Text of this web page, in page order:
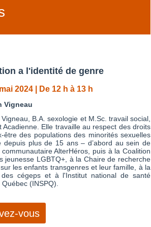
a l'identité de genre
2024 | De 12 h à 13 h
Vigneau
B.A. sexologie et M.Sc. travail social,
Acadienne. Elle travaille au respect des droits
être des populations des minorités sexuelles
depuis plus de 15 ans – d’abord au sein de
communautaire AlterHéros, puis à la Coalition
jeunesse LGBTQ+, à la Chaire de recherche
les enfants transgenres et leur famille, à la
des cégeps et à l'Institut national de santé
(INSPQ).
vous